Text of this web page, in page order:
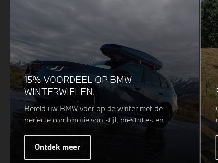
15% VOORDEEL OP BMW
WINTERWIELEN.
Bereid uw BMW voor op de winter met de
perfecte combinatie van stijl, prestaties en
veiligheid. Of u nu kiest voor een sportieve of
elegante look, onze winterwielen zijn
ontworpen om uw rijervaring te optimaliseren,
Ontdek meer